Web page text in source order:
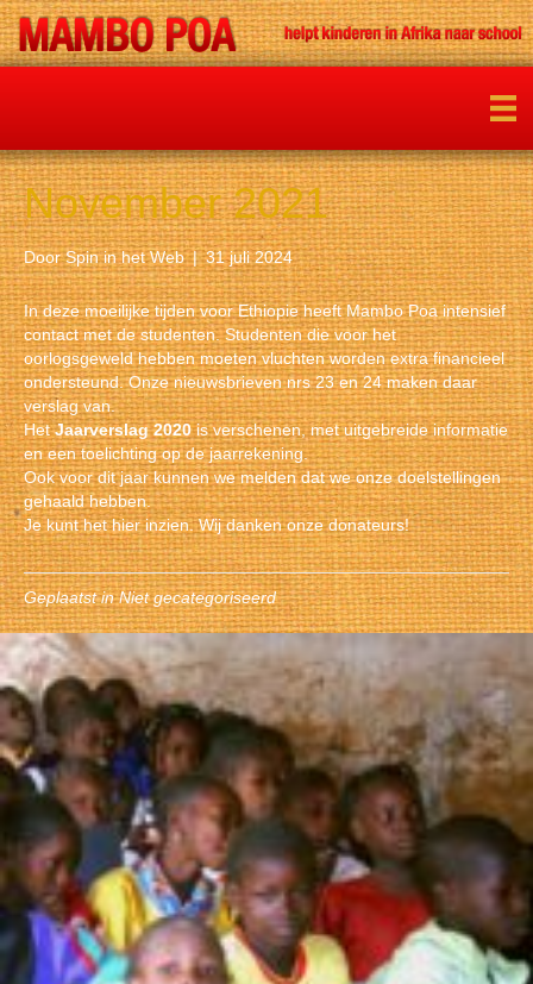
November 2021
DoorSpin in het Web|31 juli 2024
In deze moeilijke tijden voor Ethiopie heeft Mambo Poa intensief
contact met de studenten. Studenten die voor het
oorlogsgeweld hebben moeten vluchten worden extra financieel
ondersteund. Onze nieuwsbrieven nrs 23 en 24 maken daar
verslag van.
HetJaarverslag 2020is verschenen, met uitgebreide informatie
en een toelichting op de jaarrekening.
Ook voor dit jaar kunnen we melden dat we onze doelstellingen
gehaald hebben.
Je kunt hethierinzien. Wij danken onze donateurs!
Geplaatst inNiet gecategoriseerd